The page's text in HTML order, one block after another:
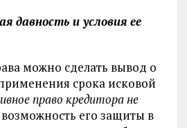
давность и условия ее
можно сделать вывод о
срока исковой
право кредитора не
его защиты в